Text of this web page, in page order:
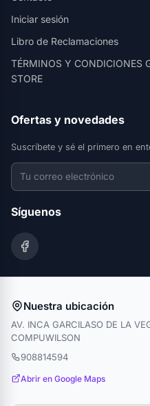
Iniciar sesión
Libro de Reclamaciones
TÉRMINOS Y CONDICIONES
STORE
Ofertas y novedades
Suscríbete y sé el primero en
Síguenos
Nuestra ubicación
AV. INCA GARCILASO DE LA
COMPUWILSON
908814594
Abrir en Google Maps